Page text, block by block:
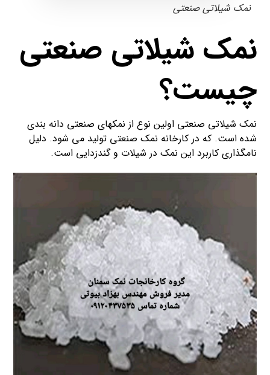
نمک شیلاتی صنعتی
نمک شیلاتی صنعتی
چیست؟
نمک شیلاتی صنعتی اولین نوع از نمکهای صنعتی دانه بندی
شده است. که در کارخانه نمک صنعتی تولید می شود. دلیل
نامگذاری کاربرد این نمک در شیلات و گندزدایی است.